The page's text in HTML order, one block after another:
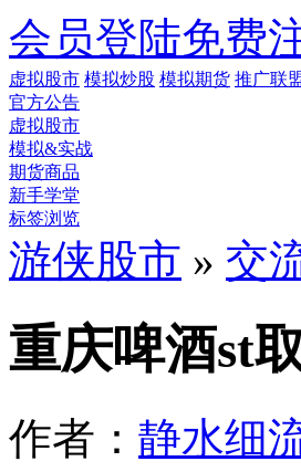
会员登陆免费
虚拟股市 模拟炒股 模拟期货 推广联
官方公告
虚拟股市
模拟&实战
期货商品
新手学堂
标签浏览
游侠股市 » 交
重庆啤酒st
作者： 静水细